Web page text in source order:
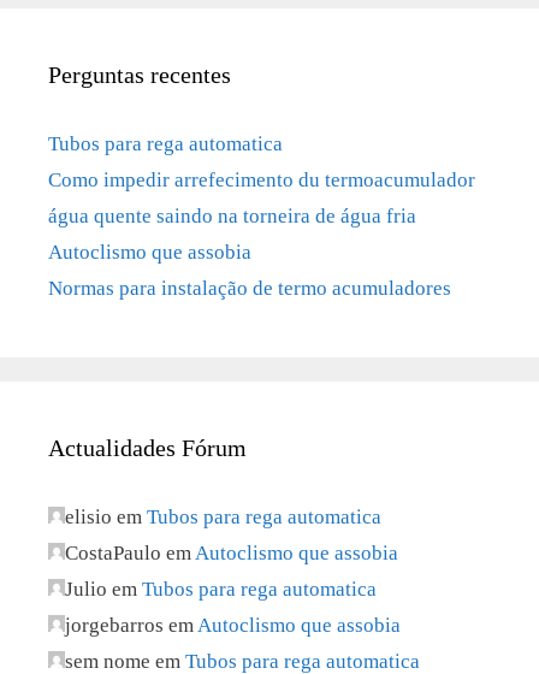
Perguntas recentes
Tubos para rega automatica
Como impedir arrefecimento du termoacumulador
água quente saindo na torneira de água fria
Autoclismo que assobia
Normas para instalação de termo acumuladores
Actualidades Fórum
elisio em Tubos para rega automatica
CostaPaulo emAutoclismo que assobia
Julio em Tubos para rega automatica
jorgebarros emAutoclismo que assobia
sem nome em Tubos para rega automatica